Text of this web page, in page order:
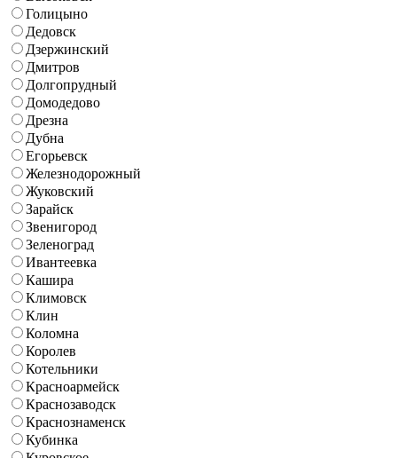
Голицыно
Дедовск
Дзержинский
Дмитров
Долгопрудный
Домодедово
Дрезна
Дубна
Егорьевск
Железнодорожный
Жуковский
Зарайск
Звенигород
Зеленоград
Ивантеевка
Кашира
Климовск
Клин
Коломна
Королев
Котельники
Красноармейск
Краснозаводск
Краснознаменск
Кубинка